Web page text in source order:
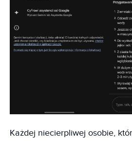
Każdej niecierpliwej osobie,